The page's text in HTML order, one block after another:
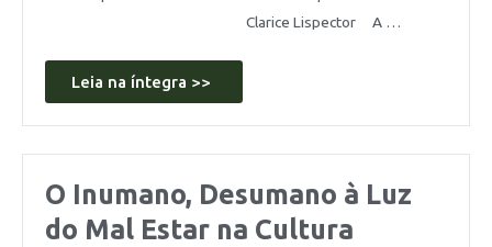
Clarice Lispector A …
Leia na íntegra >>
O Inumano, Desumano à Luz
do Mal Estar na Cultura